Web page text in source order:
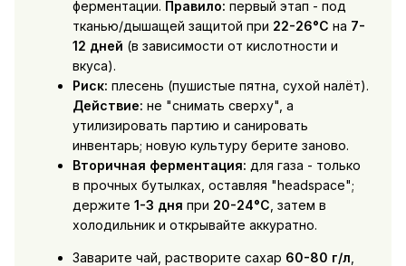
ферментации. Правило: первый этап - под
тканью/дышащей защитой при 22-26°C на 7-
12 дней (в зависимости от кислотности и
вкуса).
Риск: плесень (пушистые пятна, сухой налёт).
Действие: не "снимать сверху", а
утилизировать партию и санировать
инвентарь; новую культуру берите заново.
Вторичная ферментация: для газа - только
в прочных бутылках, оставляя "headspace";
держите 1-3 дня при 20-24°C , затем в
холодильник и открывайте аккуратно.
Заварите чай, растворите сахар 60-80 г/л